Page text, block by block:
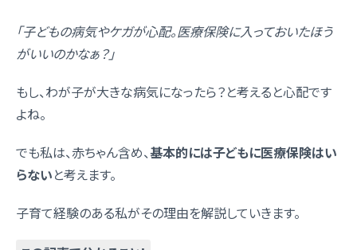
「子どもの病気やケガが心配。医療保険に入っておいたほう
がいいのかなぁ？」
もし、わが子が大きな病気になったら？と考えると心配です
よね。
でも私は、赤ちゃん含め、基本的には子どもに医療保険はい
らないと考えます。
子育て経験のある私がその理由を解説していきます。